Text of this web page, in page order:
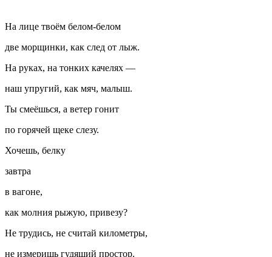
На лице твоём белом-белом
две морщинки, как след от лыж.
На руках, на тонких качелях —
наш упругий, как мяч, малыш.
Ты смеёшься, а ветер гонит
по горячей щеке слезу.
Хочешь, белку
завтра
в вагоне,
как молния рыжую, привезу?
Не трудись, не считай километры,
не измеришь гудящий простор.